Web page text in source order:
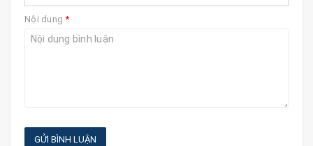
Nội dung*
GỬI BÌNH LUẬN